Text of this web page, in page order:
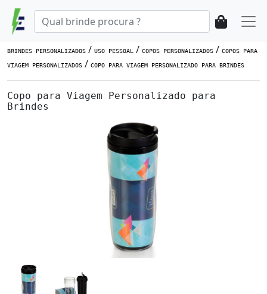
BRINDES PERSONALIZADOS / USO PESSOAL / COPOS PERSONALIZADOS / COPOS PARA
VIAGEM PERSONALIZADOS / COPO PARA VIAGEM PERSONALIZADO PARA BRINDES
Copo para Viagem Personalizado para
Brindes